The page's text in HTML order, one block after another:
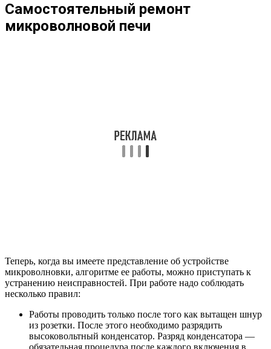
Самостоятельный ремонт
микроволновой печи
Теперь, когда вы имеете представление об устройстве
микроволновки, алгоритме ее работы, можно приступать к
устранению неисправностей. При работе надо соблюдать
несколько правил:
Работы проводить только после того как вытащен шнур
из розетки. После этого необходимо разрядить
высоковольтный конденсатор. Разряд конденсатора —